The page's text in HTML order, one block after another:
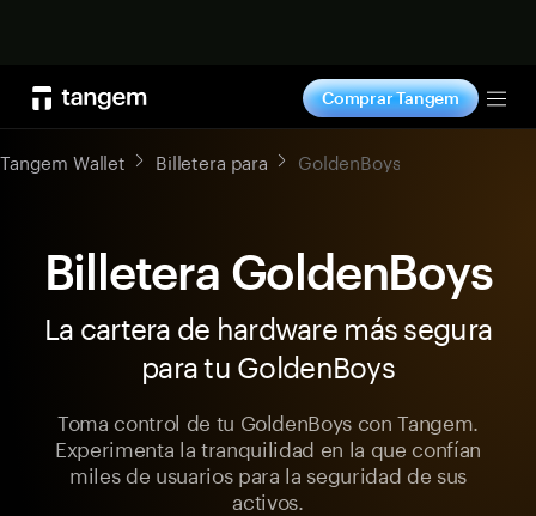
Comprar Tangem
Tangem Wallet Billetera para GoldenBoys
Billetera GoldenBoys
La cartera de hardware más segura
para tu GoldenBoys
Toma control de tu GoldenBoys con Tangem.
Experimenta la tranquilidad en la que confían
miles de usuarios para la seguridad de sus
activos.